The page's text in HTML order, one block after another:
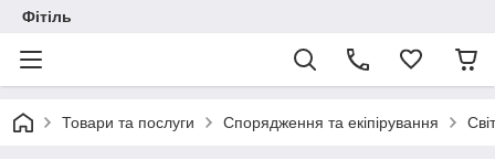
Фітіль
Товари та послуги Спорядження та екіпірування